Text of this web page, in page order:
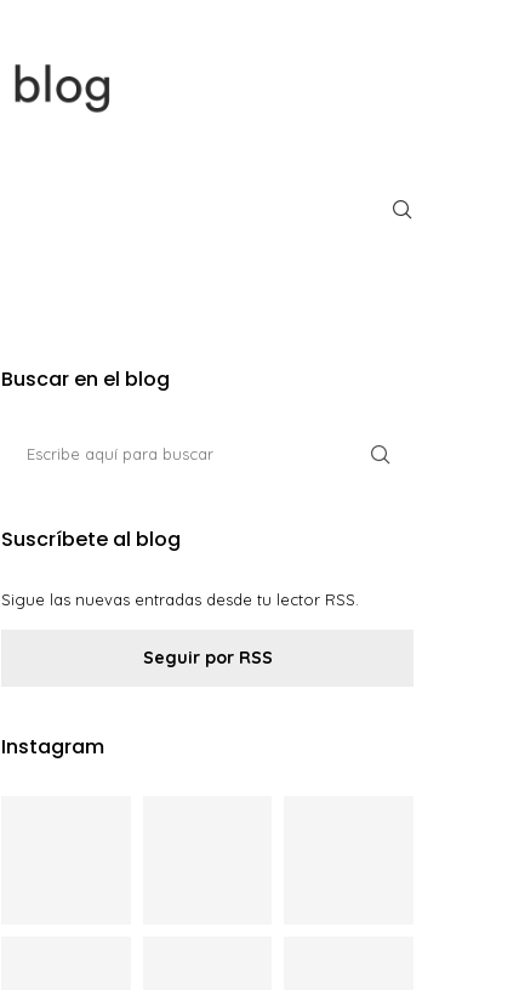
Buscar en el blog
Suscríbete al blog
Sigue las nuevas entradas desde tu lector RSS.
Seguir por RSS
Instagram